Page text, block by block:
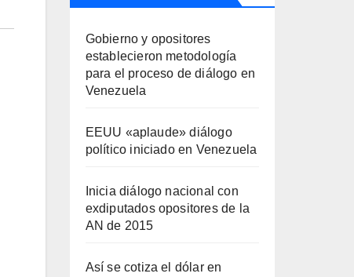
Gobierno y opositores
establecieron metodología
para el proceso de diálogo en
Venezuela
EEUU «aplaude» diálogo
político iniciado en Venezuela
Inicia diálogo nacional con
exdiputados opositores de la
AN de 2015
Así se cotiza el dólar en